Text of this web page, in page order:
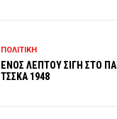
ΠΟΛΙΤΙΚΗ
ΕΝΟΣ ΛΕΠΤΟΥ ΣΙΓΗ ΣΤΟ
ΤΣΣΚΑ 1948